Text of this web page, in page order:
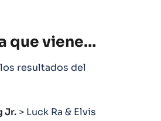
que viene…
resultados del
Jr. > Luck Ra & Elvis